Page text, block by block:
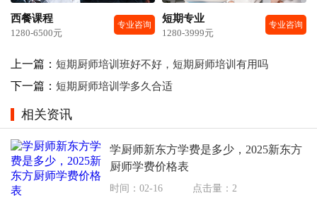
西餐课程
1280-6500元
专业咨询
短期专业
1280-3999元
专业咨询
上一篇： 短期厨师培训班好不好，短期厨师培训有用吗
下一篇： 短期厨师培训学多久合适
相关资讯
学厨师新东方学费是多少，2025新东方
厨师学费价格表
时间：02-16 点击量：2